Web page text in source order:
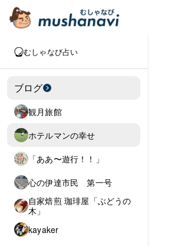
むしゃなび占い
ブログ
観月旅館
ホテルマンの幸せ
「ああ〜遊行！！」
心の伊達市民 第一号
自家焙煎 珈琲屋「ぶどうの
木」
kayaker